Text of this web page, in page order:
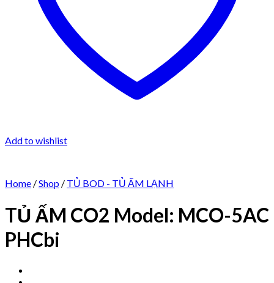
Add to wishlist
Home /Shop / TỦ BOD - TỦ ẤM LẠNH
TỦ ẤM CO2 Model: MCO-5AC
PHCbi